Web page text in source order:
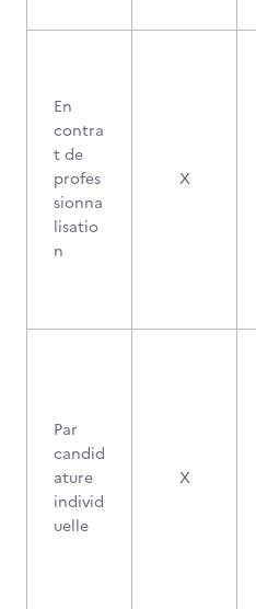
En
contra
t de
profes
sionna
lisatio
n
X
Par
candid
ature
individ
uelle
X